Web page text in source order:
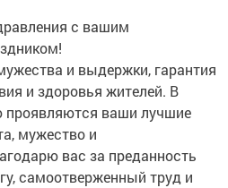
с вашим
и выдержки, гарантия
и здоровья жителей. В
проявляются ваши лучшие
мужество и
вас за преданность
самоотверженный труд и